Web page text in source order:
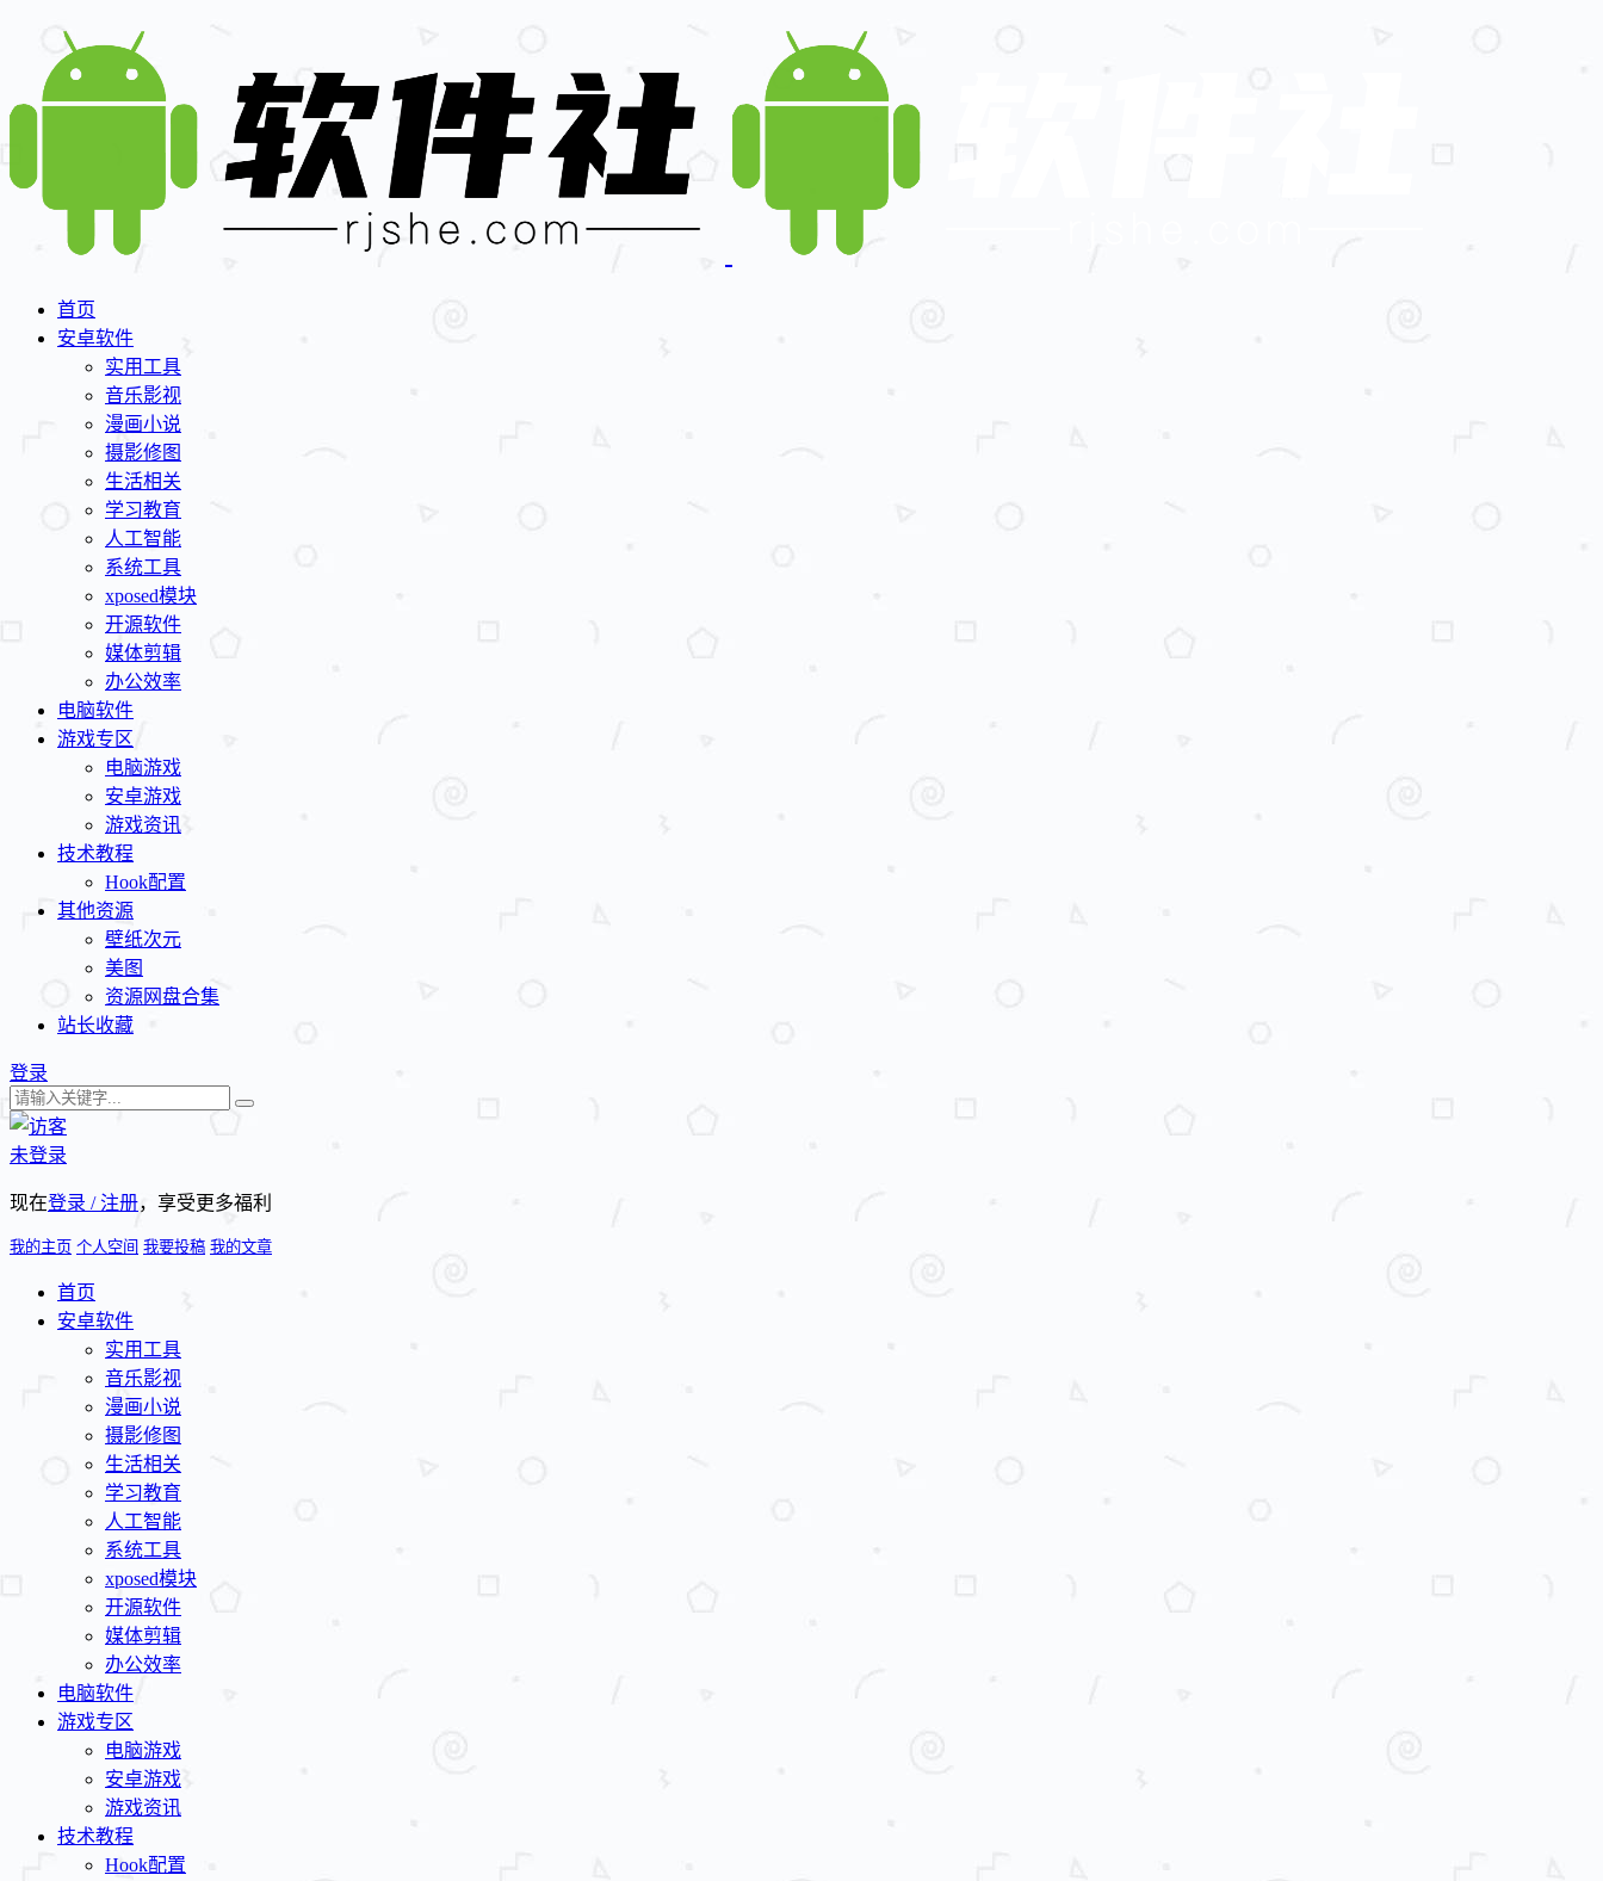
首页
安卓软件
实用工具
音乐影视
漫画小说
摄影修图
生活相关
学习教育
人工智能
系统工具
xposed模块
开源软件
媒体剪辑
办公效率
电脑软件
游戏专区
电脑游戏
安卓游戏
游戏资讯
技术教程
Hook配置
其他资源
壁纸次元
美图
资源网盘合集
站长收藏
登录
未登录
现在登录 / 注册，享受更多福利
我的主页 个人空间 我要投稿 我的文章
首页
安卓软件
实用工具
音乐影视
漫画小说
摄影修图
生活相关
学习教育
人工智能
系统工具
xposed模块
开源软件
媒体剪辑
办公效率
电脑软件
游戏专区
电脑游戏
安卓游戏
游戏资讯
技术教程
Hook配置